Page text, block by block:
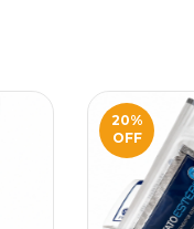
20%
OFF